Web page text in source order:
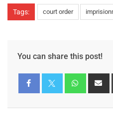
Tags: court order
You can share this post!